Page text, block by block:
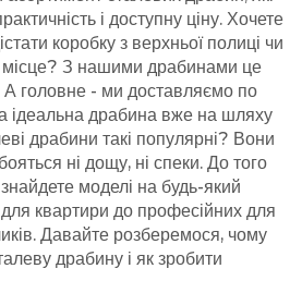
і доступну ціну. Хочете
коробку з верхньої полиці чи
З нашими драбинами це
А головне - ми доставляємо по
ідеальна драбина вже на шляху
драбини такі популярні? Вони
бояться ні дощу, ні спеки. До того
моделі на будь-який
квартири до професійних для
Давайте розберемося, чому
драбину і як зробити